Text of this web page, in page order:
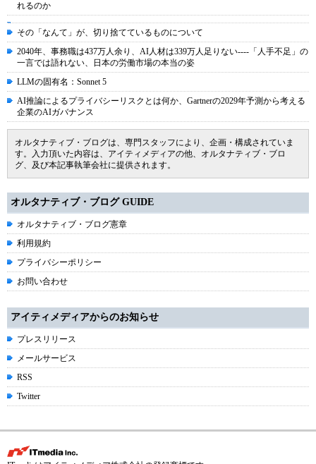
れるのか
その「なんて」が、切り捨てているものについて
2040年、事務職は437万人余り、AI人材は339万人足りない----「人手不足」の
一言では語れない、日本の労働市場の本当の姿
LLMの固有名：Sonnet 5
AI推論によるプライバシーリスクとは何か、Gartnerの2029年予測から考える
企業のAIガバナンス
オルタナティブ・ブログは、専門スタッフにより、企画・構成されていま
す。入力頂いた内容は、アイティメディアの他、オルタナティブ・ブロ
グ、及び本記事執筆会社に提供されます。
オルタナティブ・ブログ GUIDE
オルタナティブ・ブログ憲章
利用規約
プライバシーポリシー
お問い合わせ
アイティメディアからのお知らせ
プレスリリース
メールサービス
RSS
Twitter